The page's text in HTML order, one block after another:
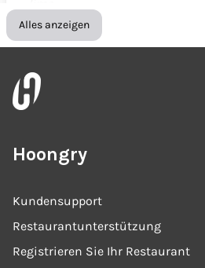
Alles anzeigen
Hoongry
Kundensupport
Restaurantunterstützung
Registrieren Sie Ihr Restaurant